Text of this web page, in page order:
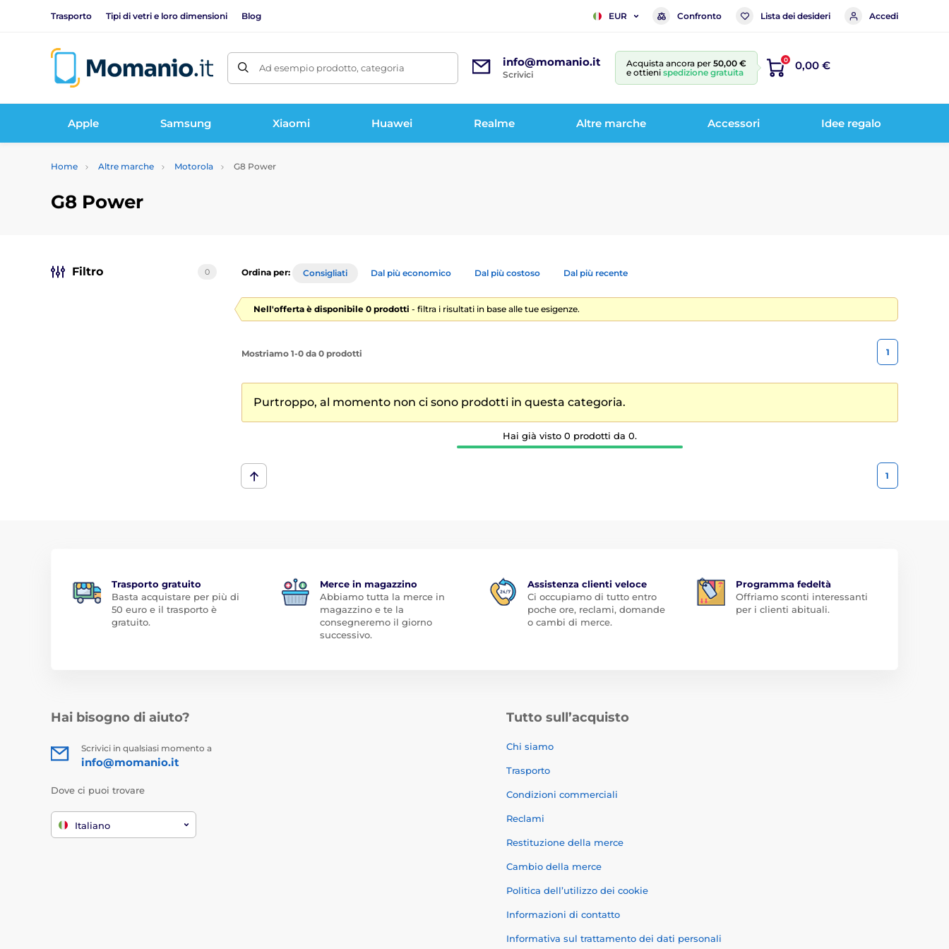
Trasporto Tipi di vetri e loro dimensioni Blog EUR Confronto Lista dei desideri Accedi
Ad esempio prodotto, categoria info@momanio.it
Scrivici
Acquista ancora per 50,00 €
e ottieni spedizione gratuita
0 0,00 €
Apple Samsung Xiaomi Huawei Realme Altre marche Accessori Idee regalo
Home Altre marche Motorola G8 Power
G8 Power
Filtro 0 Ordina per: Consigliati Dal più economico Dal più costoso Dal più recente
Nell'offerta è disponibile 0 prodotti - filtra i risultati in base alle tue esigenze.
Mostriamo 1-0 da 0 prodotti 1
Purtroppo, al momento non ci sono prodotti in questa categoria.
Hai già visto 0 prodotti da 0.
1
Trasporto gratuito
Basta acquistare per più di
50 euro e il trasporto è
gratuito.
Merce in magazzino
Abbiamo tutta la merce in
magazzino e te la
consegneremo il giorno
successivo.
Assistenza clienti veloce
Ci occupiamo di tutto entro
poche ore, reclami, domande
o cambi di merce.
Programma fedeltà
Offriamo sconti interessanti
per i clienti abituali.
Hai bisogno di aiuto?
Scrivici in qualsiasi momento a
info@momanio.it
Dove ci puoi trovare
Italiano
Tutto sull’acquisto
Chi siamo
Trasporto
Condizioni commerciali
Reclami
Restituzione della merce
Cambio della merce
Politica dell’utilizzo dei cookie
Informazioni di contatto
Informativa sul trattamento dei dati personali